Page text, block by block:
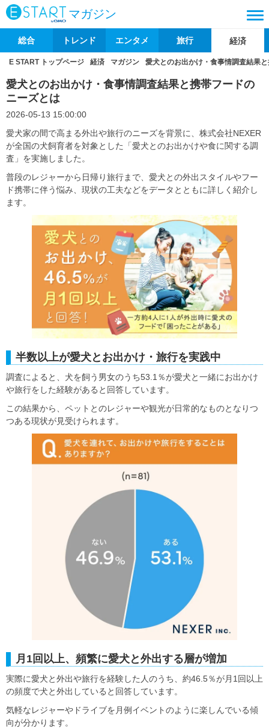
マガジン
総合 トレンド エンタメ 旅行 経済
E START トップページ 経済 マガジン 愛犬とのお出かけ・食事情調査結果
愛犬とのお出かけ・食事情調査結果と携帯フードの
ニーズとは
2026-05-13 15:00:00
愛犬家の間で高まる外出や旅行のニーズを背景に、株式会社NEXER
が全国の犬飼育者を対象とした「愛犬とのお出かけや食に関する調
査」を実施しました。
普段のレジャーから日帰り旅行まで、愛犬との外出スタイルやフー
ド携帯に伴う悩み、現状の工夫などをデータとともに詳しく紹介し
ます。
半数以上が愛犬とお出かけ・旅行を実践中
調査によると、犬を飼う男女のうち53.1％が愛犬と一緒にお出かけ
や旅行をした経験があると回答しています。
この結果から、ペットとのレジャーや観光が日常的なものとなりつ
つある現状が見受けられます。
月1回以上、頻繁に愛犬と外出する層が増加
実際に愛犬と外出や旅行を経験した人のうち、約46.5％が月1回以上
の頻度で犬と外出していると回答しています。
気軽なレジャーやドライブを月例イベントのように楽しんでいる傾
向が分かります。